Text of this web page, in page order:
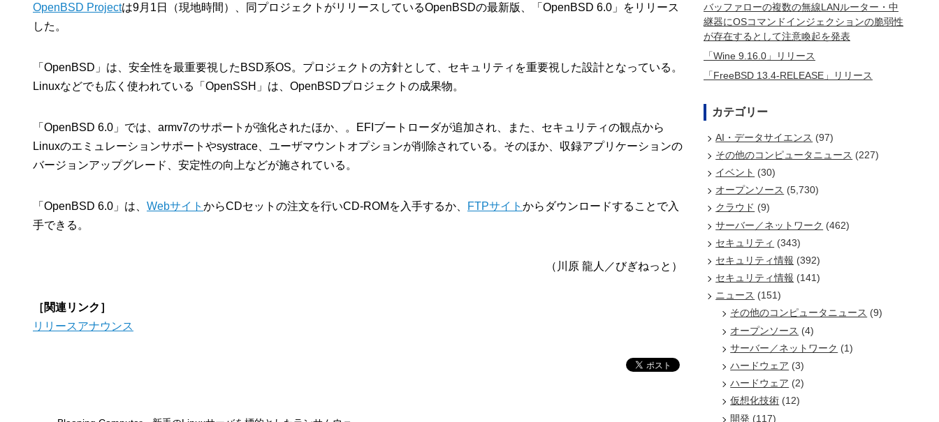
OpenBSD Projectは9月1日（現地時間）、同プロジェクトがリリースしているOpenBSDの最新版、「OpenBSD 6.0」をリリース
した。
「OpenBSD」は、安全性を最重要視したBSD系OS。プロジェクトの方針として、セキュリティを重要視した設計となっている。
Linuxなどでも広く使われている「OpenSSH」は、OpenBSDプロジェクトの成果物。
「OpenBSD 6.0」では、armv7のサポートが強化されたほか、。EFIブートローダが追加され、また、セキュリティの観点から
Linuxのエミュレーションサポートやsystrace、ユーザマウントオプションが削除されている。そのほか、収録アプリケーションの
バージョンアップグレード、安定性の向上などが施されている。
「OpenBSD 6.0」は、 Webサイト からCDセットの注文を行いCD-ROMを入手するか、 FTPサイト からダウンロードすることで入
手できる。
（川原 龍人／びぎねっと）
［関連リンク］
リリースアナウンス
バッファローの複数の無線LANルーター・中
継器にOSコマンドインジェクションの脆弱性
が存在するとして注意喚起を発表
「Wine 9.16.0」リリース
「FreeBSD 13.4-RELEASE」リリース
カテゴリー
AI・データサイエンス (97)
その他のコンピュータニュース (227)
イベント (30)
オープンソース (5,730)
クラウド (9)
サーバー／ネットワーク (462)
セキュリティ (343)
セキュリティ情報 (392)
セキュリティ情報 (141)
ニュース (151)
その他のコンピュータニュース (9)
オープンソース (4)
サーバー／ネットワーク (1)
ハードウェア (3)
ハードウェア (2)
仮想化技術 (12)
開発 (117)